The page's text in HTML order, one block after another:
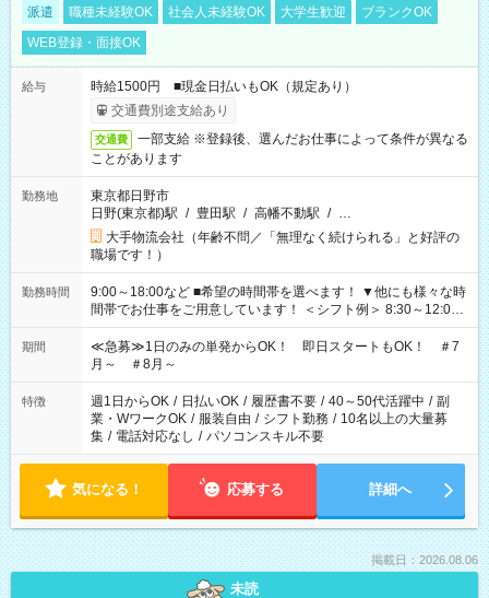
派遣 職種未経験OK 社会人未経験OK 大学生歓迎
ブランクOK
WEB登録・面接OK
給与
時給1500円 ■現金日払いもOK（規定あり）
交通費別途支給あり
交通費
一部支給 ※登録後、選んだお仕事によって条件が異なる
ことがあります
勤務地
東京都日野市
日野(東京都)駅 / 豊田駅 / 高幡不動駅 / …
大手物流会社（年齢不問／「無理なく続けられる」と好評の
職場です！）
勤務時間
9:00～18:00など ■希望の時間帯を選べます！ ▼他にも様々な時
間帯でお仕事をご用意しています！ ＜シフト例＞ 8:30～12:00
17:00～22:00 13:00～22:00 22:00～翌6:00 など
期間
≪急募≫1日のみの単発からOK！ 即日スタートもOK！ ＃7
月～ ＃8月～
特徴 週1日からOK / 日払いOK / 履歴書不要 / 40～50代活躍中 / 副
業・WワークOK / 服装自由 / シフト勤務 / 10名以上の大量募
集 / 電話対応なし / パソコンスキル不要
気になる！ 応募する 詳細へ
掲載日：2026.08.06
未読